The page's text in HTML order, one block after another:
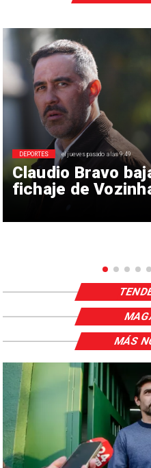
Claudio Bravo
fichaje de
DEPORTES el jueves pasado a las 9:49
MÁS